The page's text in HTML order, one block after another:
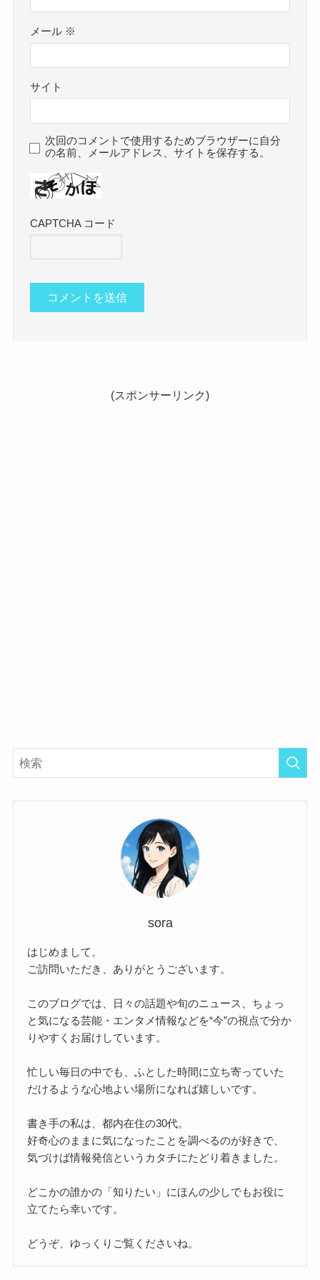
メール ※
サイト
次回のコメントで使用するためブラウザーに自分
の名前、メールアドレス、サイトを保存する。
CAPTCHA コード
(スポンサーリンク)
sora
はじめまして。
ご訪問いただき、ありがとうございます。
このブログでは、日々の話題や旬のニュース、ちょっ
と気になる芸能・エンタメ情報などを“今”の視点で分か
りやすくお届けしています。
忙しい毎日の中でも、ふとした時間に立ち寄っていた
だけるような心地よい場所になれば嬉しいです。
書き手の私は、都内在住の30代。
好奇心のままに気になったことを調べるのが好きで、
気づけば情報発信というカタチにたどり着きました。
どこかの誰かの「知りたい」にほんの少しでもお役に
立てたら幸いです。
どうぞ、ゆっくりご覧くださいね。